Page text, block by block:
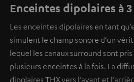
Enceintes dipolaires à
Les enceintes dipolaires en tant
simulent le champ sonore d’un
lequel les canaux surround sont
plusieurs enceintes à la fois. La
dipolaires THX vers l’avant et